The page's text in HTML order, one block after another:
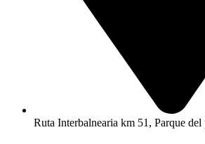
Ruta Interbalnearia km 51, Parque del